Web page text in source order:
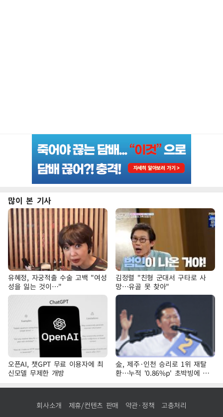
많이 본 기사
유혜정, 자궁적출 수술 고백 "여성
성을 잃는 것이…"
김정렬 "친형 군대서 구타로 사
망…유골 못 찾아"
오픈AI, 챗GPT 무료 이용자에 최
신모델 무제한 개방
金, 제주·인천 승리로 1위 재탈
환…누적 '0.86%p' 초박빙에 호
남 표심 주목
회사소개 제휴/컨텐츠 판매 약관·정책 고충처리